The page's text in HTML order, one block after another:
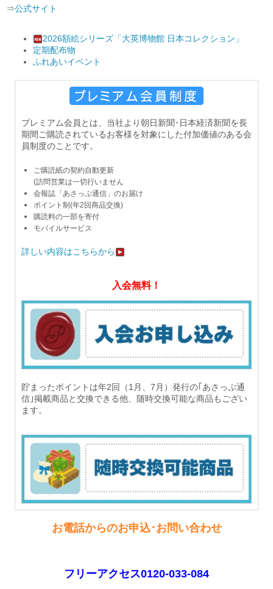
2026額絵シリーズ「大英博物館 日本コレクション」
定期配布物
ふれあいイベント
プレミアム会員とは、当社より朝日新聞･日本経済新聞を長
期間 ご購読されているお客様を対象にした付加価値のある会
員制度のことです。
ご購読紙の契約自動更新
(訪問営業は一切行いません
会報誌「あさっぷ通信」のお届け
ポイント制(年2回商品交換)
購読料の一部を寄付
モバイルサービス
詳しい内容はこちらから
入会無料！
貯まったポイントは年2回（1月、7月）発行の｢あさっぷ通
信｣掲載商品と交換できる他、随時交換可能な商品もござい
ます。
⇒公式サイト
お電話からのお申込･お問い合わせ
フリーアクセス0120-033-084